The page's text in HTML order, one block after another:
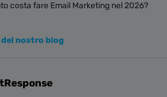
costa fare Email Marketing nel 2026?
nostro blog